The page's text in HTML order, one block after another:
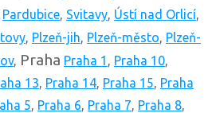
Pardubice, Svitavy, Ústí nad Orlicí,
, Plzeň-jih, Plzeň-město, Plzeň-
, Praha Praha 1 , Praha 10,
13, Praha 14, Praha 15, Praha
5, Praha 6, Praha 7, Praha 8,